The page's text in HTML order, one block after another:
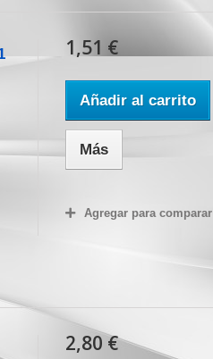
1,51 €
Añadir al carrito
Más
Agregar para comparar
2,80 €